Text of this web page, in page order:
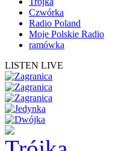
Czwórka
Radio Poland
Moje Polskie Radio
ramówka
LISTEN LIVE